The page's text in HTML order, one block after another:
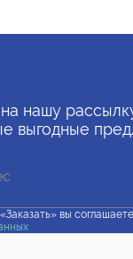
нашу
выгодные
вы